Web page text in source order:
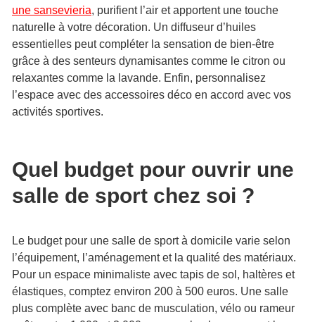
une sansevieria, purifient l’air et apportent une touche
naturelle à votre décoration. Un diffuseur d’huiles
essentielles peut compléter la sensation de bien-être
grâce à des senteurs dynamisantes comme le citron ou
relaxantes comme la lavande. Enfin, personnalisez
l’espace avec des accessoires déco en accord avec vos
activités sportives.
Quel budget pour ouvrir une
salle de sport chez soi ?
Le budget pour une salle de sport à domicile varie selon
l’équipement, l’aménagement et la qualité des matériaux.
Pour un espace minimaliste avec tapis de sol, haltères et
élastiques, comptez environ 200 à 500 euros. Une salle
plus complète avec banc de musculation, vélo ou rameur